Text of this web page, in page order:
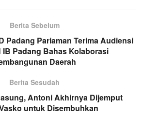
Berita Sebelum
Padang Pariaman Terima Audiensi
IB Padang Bahas Kolaborasi
Daerah
Berita Sesudah
Antoni Akhirnya Dijemput
untuk Disembuhkan